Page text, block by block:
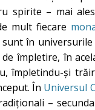
spirite – mai
mult fiecare
în
împletire, în
împletindu-și
În Universul
–